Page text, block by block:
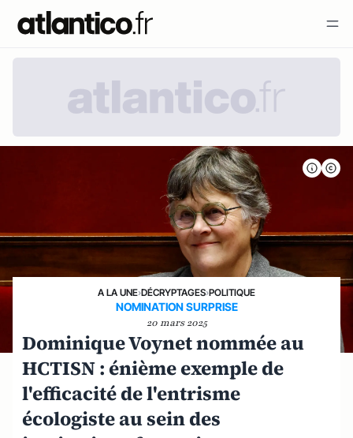
A LA UNE›DÉCRYPTAGES›POLITIQUE
NOMINATION SURPRISE
20 mars 2025
Dominique Voynet nommée au
HCTISN : énième exemple de
l'efficacité de l'entrisme
écologiste au sein des